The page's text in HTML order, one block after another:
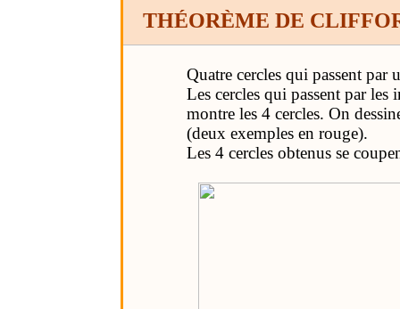
THÉORÈME DE
Quatre cercles qui passent par
Les cercles qui passent par
montre les 4 cercles. On
(deux exemples en rouge).
Les 4 cercles obtenus se